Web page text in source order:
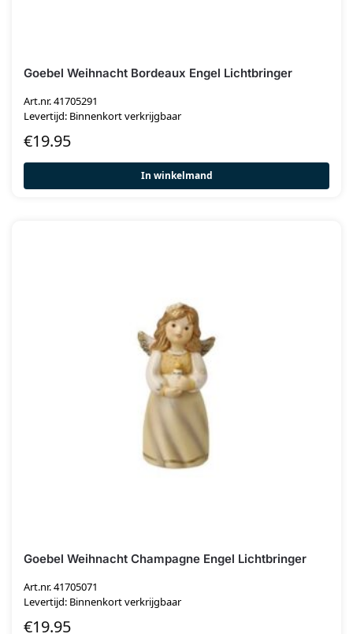
Goebel Weihnacht Bordeaux Engel Lichtbringer
Art.nr. 41705291
Levertijd: Binnenkort verkrijgbaar
€19.95
In winkelmand
Goebel Weihnacht Champagne Engel Lichtbringer
Art.nr. 41705071
Levertijd: Binnenkort verkrijgbaar
€19.95